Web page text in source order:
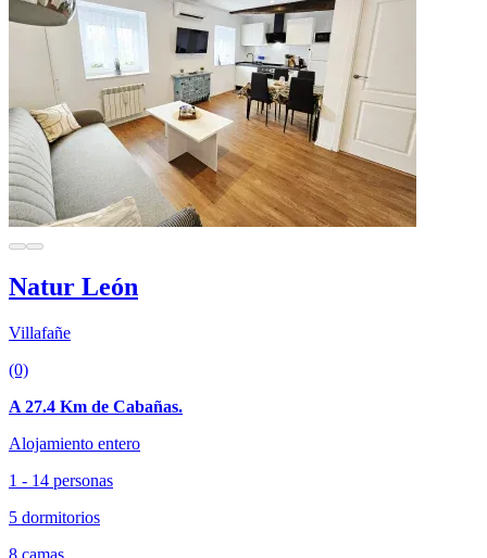
Natur León
Villafañe
(0)
A 27.4 Km de Cabañas.
Alojamiento entero
1 - 14 personas
5 dormitorios